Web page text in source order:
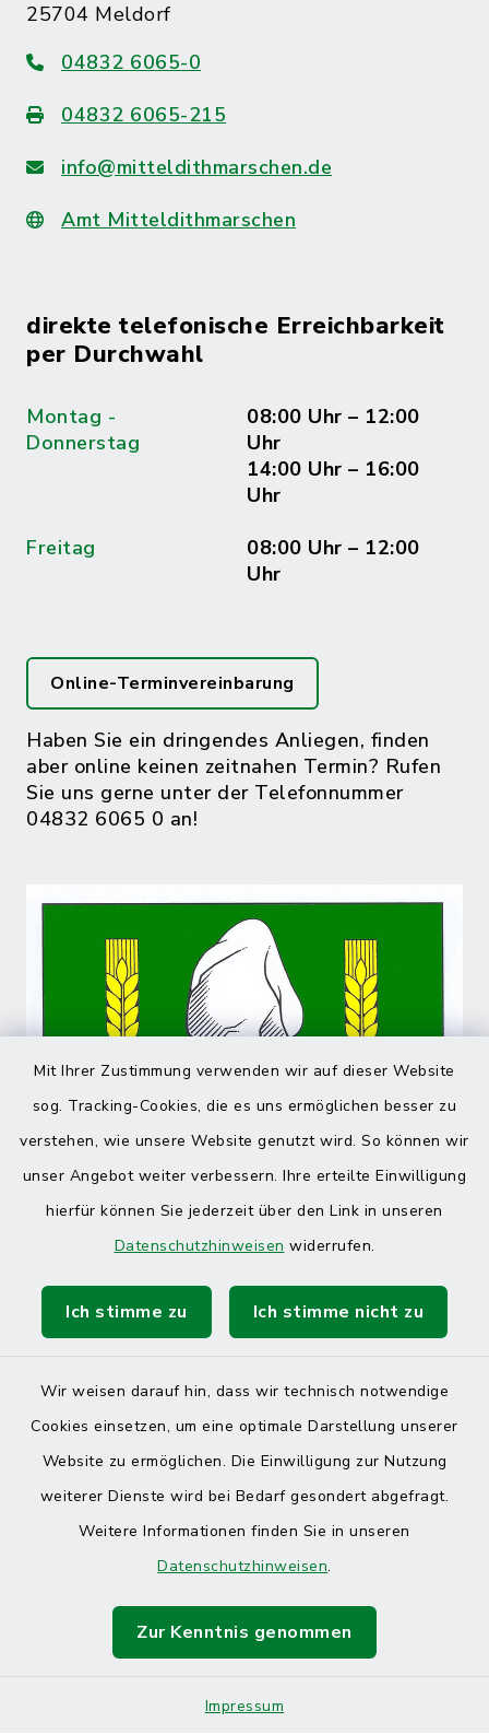
Mit Ihrer Zustimmung verwenden wir auf dieser Website
sog. Tracking-Cookies, die es uns ermöglichen besser zu
verstehen, wie unsere Website genutzt wird. So können wir
unser Angebot weiter verbessern. Ihre erteilte Einwilligung
hierfür können Sie jederzeit über den Link in unseren
Datenschutzhinweisen widerrufen.
Ich stimme zu Ich stimme nicht zu
Wir weisen darauf hin, dass wir technisch notwendige
Cookies einsetzen, um eine optimale Darstellung unserer
Website zu ermöglichen. Die Einwilligung zur Nutzung
weiterer Dienste wird bei Bedarf gesondert abgefragt.
Weitere Informationen finden Sie in unseren
Datenschutzhinweisen.
Zur Kenntnis genommen
Impressum
25704 Meldorf
04832 6065-0
04832 6065-215
info@mitteldithmarschen.de
Amt Mitteldithmarschen
direkte telefonische Erreichbarkeit
per Durchwahl
Montag -
Donnerstag
08:00 Uhr – 12:00
Uhr
14:00 Uhr – 16:00
Uhr
Freitag
08:00 Uhr – 12:00
Uhr
Online-Terminvereinbarung
Haben Sie ein dringendes Anliegen, finden
aber online keinen zeitnahen Termin? Rufen
Sie uns gerne unter der Telefonnummer
04832 6065 0 an!
Barrierefreiheit
Sitemap